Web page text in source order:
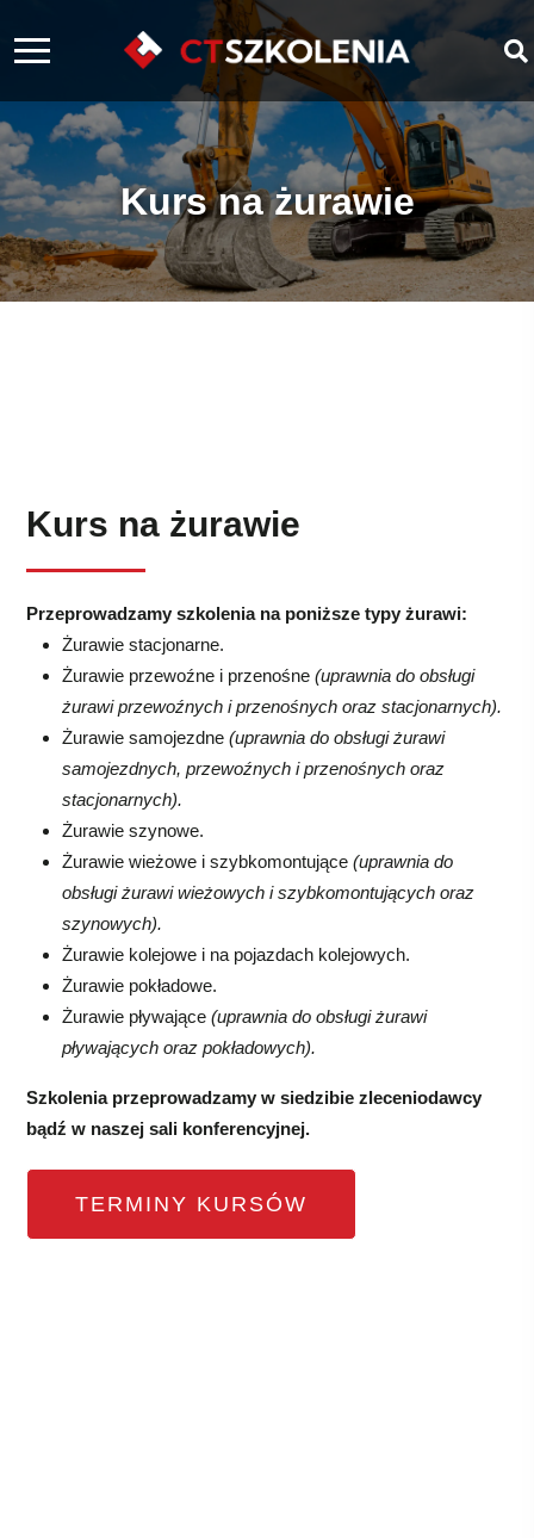
Kurs na żurawie
Kurs na żurawie
Przeprowadzamy szkolenia na poniższe typy żurawi:
Żurawie stacjonarne.
Żurawie przewoźne i przenośne(uprawnia do obsługi
żurawi przewoźnych i przenośnych oraz stacjonarnych).
Żurawie samojezdne(uprawnia do obsługi żurawi
samojezdnych, przewoźnych i przenośnych oraz
stacjonarnych).
Żurawie szynowe.
Żurawie wieżowe i szybkomontujące(uprawnia do
obsługi żurawi wieżowych i szybkomontujących oraz
szynowych).
Żurawie kolejowe i na pojazdach kolejowych.
Żurawie pokładowe.
Żurawie pływające(uprawnia do obsługi żurawi
pływających oraz pokładowych).
Szkolenia przeprowadzamy w siedzibie zleceniodawcy
bądź w naszej sali konferencyjnej.
TERMINY KURSÓW